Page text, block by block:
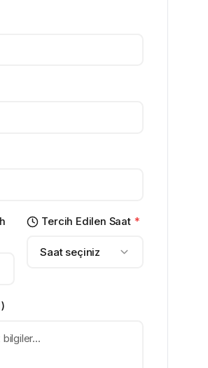
Tercih Edilen Saat *
Saat seçiniz